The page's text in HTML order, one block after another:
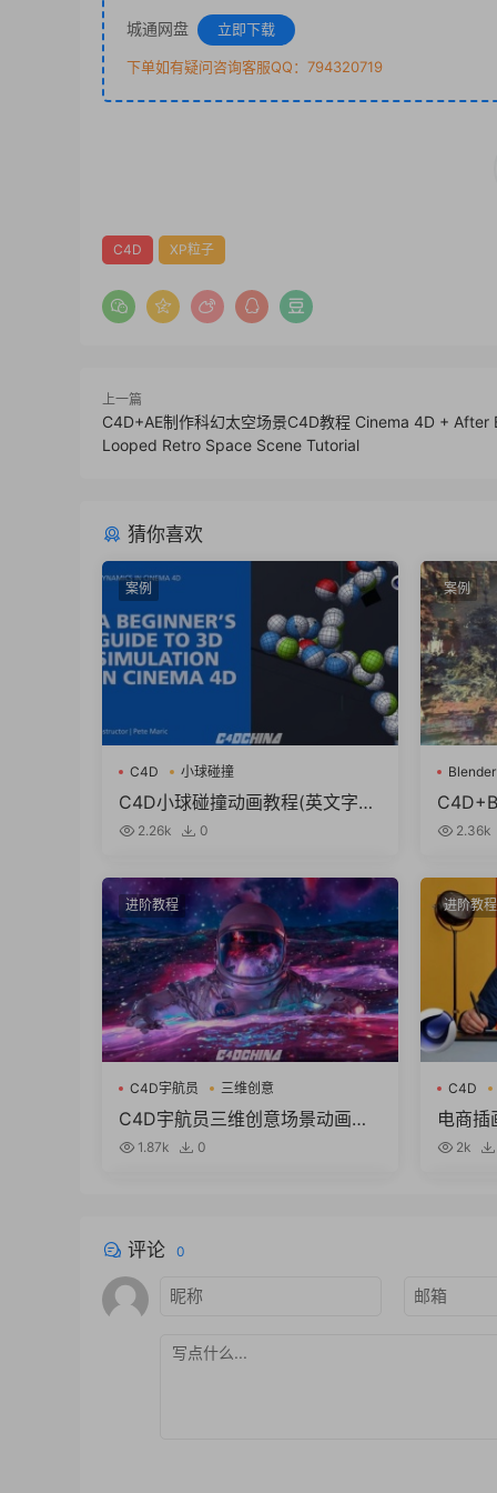
城通网盘 立即下载
下单如有疑问咨询客服QQ：794320719
C4D XP粒子
上一篇
C4D+AE制作科幻太空场景C4D教程 Cinema 4D + After
Looped Retro Space Scene Tutorial
猜你喜欢
案例
C4D 小球碰撞
C4D小球碰撞动画教程(英文字
幕) Skillshare – A Beginner’s Gu
2.26k 0
案例
Blender
教程+
scenes
2.36k
进阶教程
C4D宇航员 三维创意
C4D宇航员三维创意场景动画教
程 Skillshare – Astronaut Anim
1.87k 0
进阶教程
C4D
电商
(英文
2k
评论 0